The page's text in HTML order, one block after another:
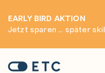
EARLY BIRD AKTION
Jetzt sparen ... später